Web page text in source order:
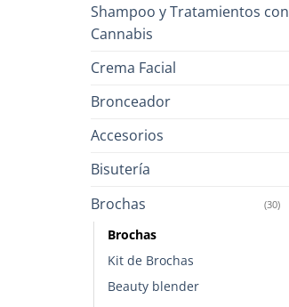
Shampoo y Tratamientos con
Cannabis
Crema Facial
Bronceador
Accesorios
Bisutería
Brochas (30)
Brochas
Kit de Brochas
Beauty blender